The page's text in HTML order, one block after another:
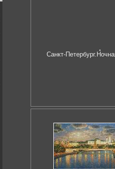
Санкт-